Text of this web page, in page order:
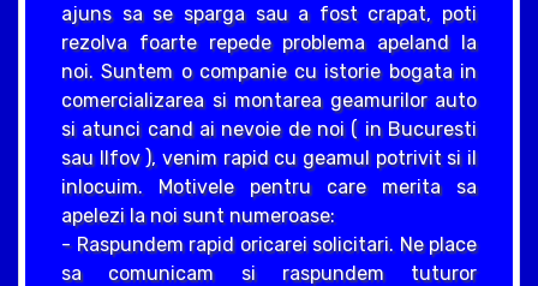
ajuns sa se sparga sau a fost crapat, poti
rezolva foarte repede problema apeland la
noi. Suntem o companie cu istorie bogata in
comercializarea si montarea geamurilor auto
si atunci cand ai nevoie de noi ( in Bucuresti
sau Ilfov ), venim rapid cu geamul potrivit si il
inlocuim. Motivele pentru care merita sa
apelezi la noi sunt numeroase:
- Raspundem rapid oricarei solicitari. Ne place
sa comunicam si raspundem tuturor